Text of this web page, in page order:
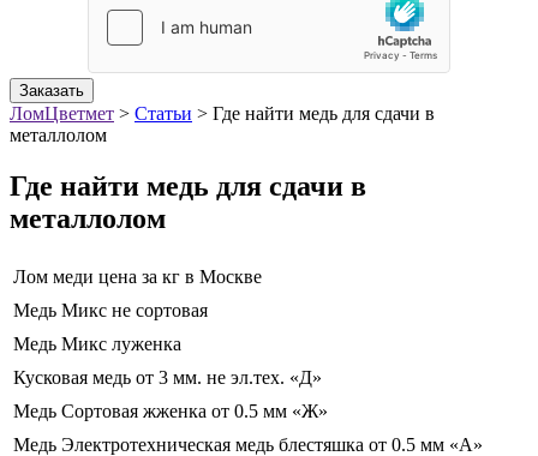
Заказать
ЛомЦветмет > Статьи > Где найти медь для сдачи в
металлолом
Где найти медь для сдачи в
металлолом
Лом меди цена за кг в Москве
Медь Микс не сортовая
Медь Микс луженка
Кусковая медь от 3 мм. не эл.тех. «Д»
Медь Сортовая жженка от 0.5 мм «Ж»
Медь Электротехническая медь блестяшка от 0.5 мм «А»